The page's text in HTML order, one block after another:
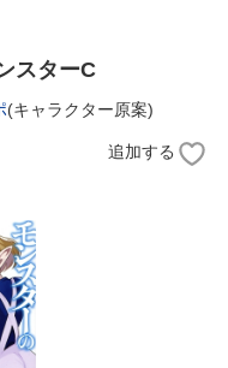
スターC
(キャラクター原案)
追加する